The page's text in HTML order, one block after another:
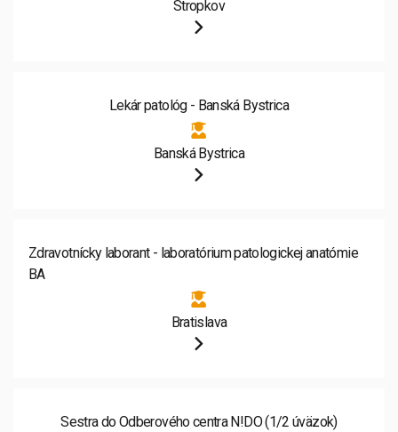
Stropkov
Lekár patológ - Banská Bystrica
Banská Bystrica
Zdravotnícky laborant - laboratórium patologickej anatómie
BA
Bratislava
Sestra do Odberového centra N!DO (1/2 úväzok)